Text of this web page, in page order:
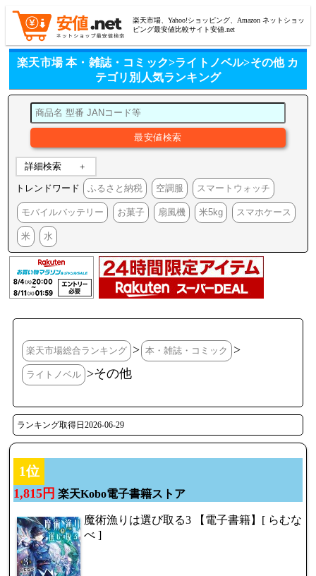
楽天市場、Yahoo!ショッピング、Amazon ネットショッ
ピング最安値比較サイト安値.net
楽天市場 本・雑誌・コミック>ライトノベル>その他 カ
テゴリ別人気ランキング
詳細検索
トレンドワード ふるさと納税 空調服 スマートウォッチ
モバイルバッテリー お菓子 扇風機 米5kg スマホケース
米 水
楽天市場総合ランキング > 本・雑誌・コミック >
ライトノベル >その他
ランキング取得日2026-06-29
1位
1,815円 楽天Kobo電子書籍ストア
魔術漁りは選び取る3 【電子書籍】[ らむな
べ ]